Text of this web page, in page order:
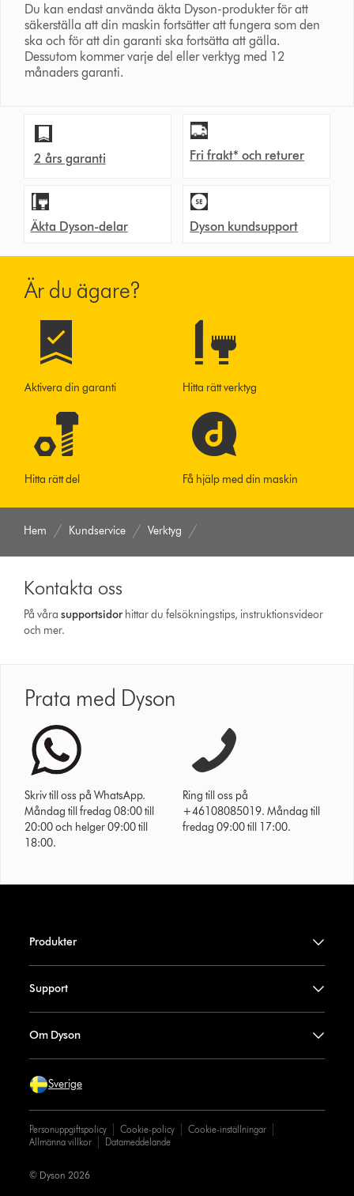
Du kan endast använda äkta Dyson-produkter för att
säkerställa att din maskin fortsätter att fungera som den
ska och för att din garanti ska fortsätta att gälla.
Dessutom kommer varje del eller verktyg med 12
månaders garanti.
2 års garanti Fri frakt* och returer
Äkta Dyson-delar Dyson kundsupport
Är du ägare?
Aktivera din garanti Hitta rätt verktyg
Hitta rätt del Få hjälp med din maskin
Hem Kundservice Verktyg
Kontakta oss
På vårasupport­sidor hittar du felsökningstips, instruktionsvideor
och mer.
Prata med Dyson
Skriv till oss på WhatsApp.
Måndag till fredag 08:00 till
20:00 och helger 09:00 till
18:00.
Ring till oss på
+46108085019. Måndag till
fredag 09:00 till 17:00.
Produkter
Support
Om Dyson
Sverige
Personuppgiftspolicy Cookie-policy
Cookie-inställningar
Allmänna villkor
Datameddelande
© Dyson 2026